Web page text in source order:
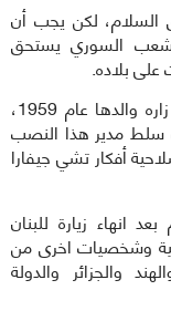
السلام، لكن يجب أن
السوري يستحق
بلاده.
وزارت اليدا جيفارا الجامع الأموي الكبير الذي زاره والدها عام 1959،
كاسترو، في عام 2000، حيث سلط مدير هذا النصب
أفكار تشي جيفارا
انهاء زيارة للبنان
وشخصيات اخرى من
والجزائر والدولة